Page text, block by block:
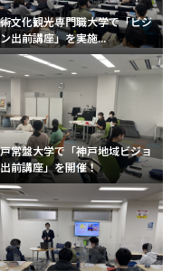
文化観光専門職大学で「ビジ
出前講座」を実施...
常盤大学で「神戸地域ビジョ
前講座」を開催！